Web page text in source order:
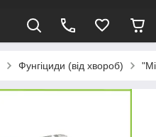
Фунгіциди (від хвороб)